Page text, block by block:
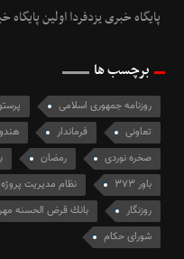
پایگاه خبری یزدفردا اولین پایگاه
برچسب ها
روزنامه جمهوری اسلامی
تعاونی
فرماندار
صخره نوردی
رمضان
باور ۳۷۳
نظام مديريت پروژه
روزنگار
بانك قرض الحسنه
شورای حکام